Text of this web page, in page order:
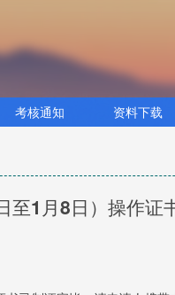
考核通知 资料下载
至1月8日）操作证